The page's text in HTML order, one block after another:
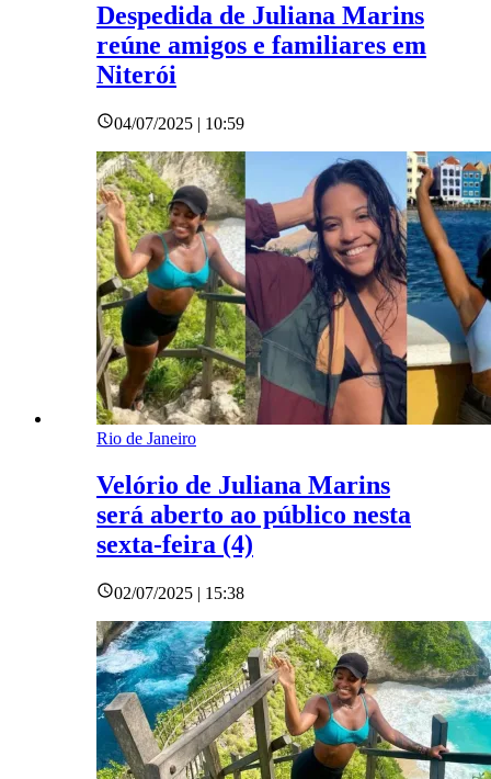
Despedida de Juliana Marins
reúne amigos e familiares em
Niterói
04/07/2025 | 10:59
Rio de Janeiro
Velório de Juliana Marins
será aberto ao público nesta
sexta-feira (4)
02/07/2025 | 15:38